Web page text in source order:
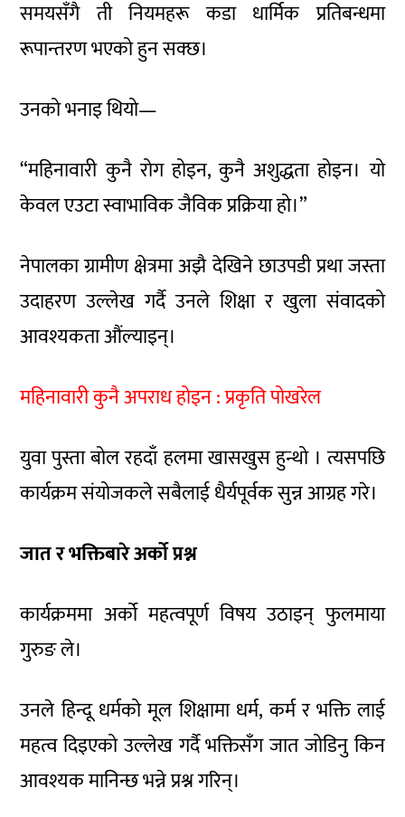
समयसँगै ती नियमहरू कडा धार्मिक प्रतिबन्धमा
रूपान्तरण भएको हुन सक्छ।
उनको भनाइ थियो—
“महिनावारी कुनै रोग होइन, कुनै अशुद्धता होइन। यो
केवल एउटा स्वाभाविक जैविक प्रक्रिया हो।”
नेपालका ग्रामीण क्षेत्रमा अझै देखिने छाउपडी प्रथा जस्ता
उदाहरण उल्लेख गर्दै उनले शिक्षा र खुला संवादको
आवश्यकता औंल्याइन्।
महिनावारी कुनै अपराध होइन : प्रकृति पोखरेल
युवा पुस्ता बोल रहदाँ हलमा खासखुस हुन्थो । त्यसपछि
कार्यक्रम संयोजकले सबैलाई धैर्यपूर्वक सुन्न आग्रह गरे।
जात र भक्तिबारे अर्को प्रश्न
कार्यक्रममा अर्को महत्वपूर्ण विषय उठाइन् फुलमाया
गुरुङ ले।
उनले हिन्दू धर्मको मूल शिक्षामा धर्म, कर्म र भक्ति लाई
महत्व दिइएको उल्लेख गर्दै भक्तिसँग जात जोडिनु किन
आवश्यक मानिन्छ भन्ने प्रश्न गरिन्।